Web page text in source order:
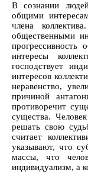
В сознании
общими
члена
общественными
прогрессивность
интересы
господствует
интересов
неравенство,
причиной
противоречит
существа.
решать свою
считает
указывают, что
массы, что
индивидуализм, а